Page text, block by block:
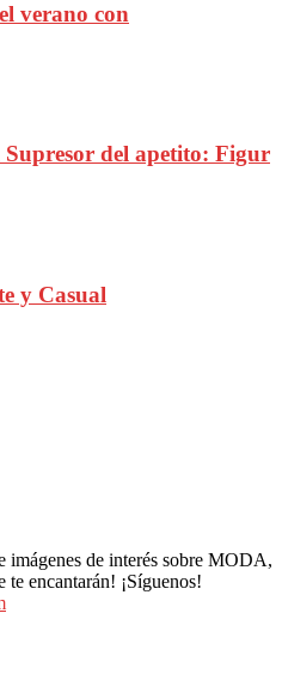
verano con
Supresor del apetito: Figur
y Casual
de interés sobre MODA,
encantarán! ¡Síguenos!